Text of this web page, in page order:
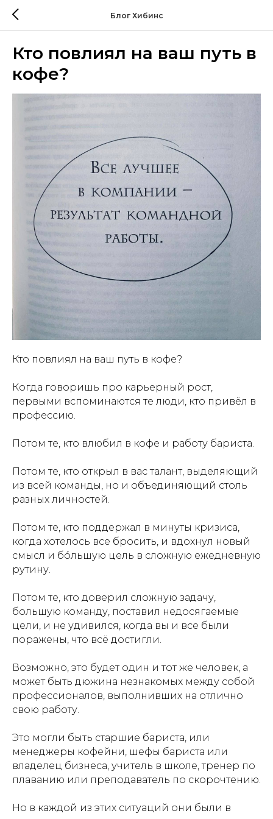
Блог Хибинс
Кто повлиял на ваш путь в
кофе?
Кто повлиял на ваш путь в кофе?
Когда говоришь про карьерный рост,
первыми вспоминаются те люди, кто привёл в
профессию.
Потом те, кто влюбил в кофе и работу бариста.
Потом те, кто открыл в вас талант, выделяющий
из всей команды, но и объединяющий столь
разных личностей.
Потом те, кто поддержал в минуты кризиса,
когда хотелось все бросить, и вдохнул новый
смысл и бóльшую цель в сложную ежедневную
рутину.
Потом те, кто доверил сложную задачу,
большую команду, поставил недосягаемые
цели, и не удивился, когда вы и все были
поражены, что всё достигли.
Возможно, это будет один и тот же человек, а
может быть дюжина незнакомых между собой
профессионалов, выполнивших на отлично
свою работу.
Это могли быть старшие бариста, или
менеджеры кофейни, шефы бариста или
владелец бизнеса, учитель в школе, тренер по
плаванию или преподаватель по скорочтению.
Но в каждой из этих ситуаций они были в